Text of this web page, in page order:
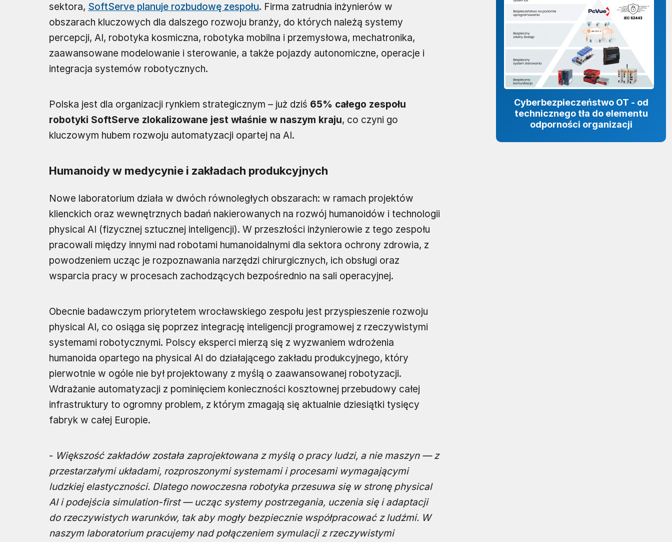
sektora, SoftServe planuje rozbudowę zespołu. Firma zatrudnia inżynierów w
obszarach kluczowych dla dalszego rozwoju branży, do których należą systemy
percepcji, AI, robotyka kosmiczna, robotyka mobilna i przemysłowa, mechatronika,
zaawansowane modelowanie i sterowanie, a także pojazdy autonomiczne, operacje i
integracja systemów robotycznych.
Polska jest dla organizacji rynkiem strategicznym – już dziś 65% całego zespołu
robotyki SoftServe zlokalizowane jest właśnie w naszym kraju, co czyni go
kluczowym hubem rozwoju automatyzacji opartej na AI.
Humanoidy w medycynie i zakładach produkcyjnych
Nowe laboratorium działa w dwóch równoległych obszarach: w ramach projektów
klienckich oraz wewnętrznych badań nakierowanych na rozwój humanoidów i technologii
physical AI (fizycznej sztucznej inteligencji). W przeszłości inżynierowie z tego zespołu
pracowali między innymi nad robotami humanoidalnymi dla sektora ochrony zdrowia, z
powodzeniem ucząc je rozpoznawania narzędzi chirurgicznych, ich obsługi oraz
wsparcia pracy w procesach zachodzących bezpośrednio na sali operacyjnej.
Obecnie badawczym priorytetem wrocławskiego zespołu jest przyspieszenie rozwoju
physical AI, co osiąga się poprzez integrację inteligencji programowej z rzeczywistymi
systemami robotycznymi. Polscy eksperci mierzą się z wyzwaniem wdrożenia
humanoida opartego na physical AI do działającego zakładu produkcyjnego, który
pierwotnie w ogóle nie był projektowany z myślą o zaawansowanej robotyzacji.
Wdrażanie automatyzacji z pominięciem konieczności kosztownej przebudowy całej
infrastruktury to ogromny problem, z którym zmagają się aktualnie dziesiątki tysięcy
fabryk w całej Europie.
- Większość zakładów została zaprojektowana z myślą o pracy ludzi, a nie maszyn — z
przestarzałymi układami, rozproszonymi systemami i procesami wymagającymi
ludzkiej elastyczności. Dlatego nowoczesna robotyka przesuwa się w stronę physical
AI i podejścia simulation-first — ucząc systemy postrzegania, uczenia się i adaptacji
do rzeczywistych warunków, tak aby mogły bezpiecznie współpracować z ludźmi. W
naszym laboratorium pracujemy nad połączeniem symulacji z rzeczywistymi
Cyberbezpieczeństwo OT - od
technicznego tła do elementu
odporności organizacji